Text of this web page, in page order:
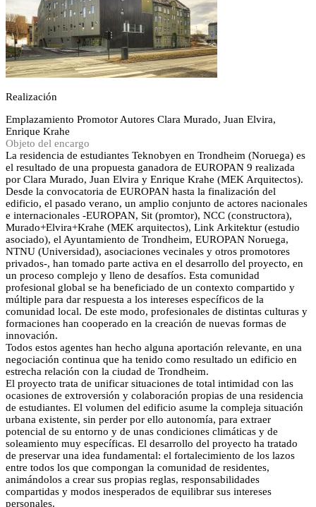
Realización
Emplazamiento Promotor Autores Clara Murado, Juan Elvira,
Enrique Krahe
Objeto del encargo
La residencia de estudiantes Teknobyen en Trondheim (Noruega) es
el resultado de una propuesta ganadora de EUROPAN 9 realizada
por Clara Murado, Juan Elvira y Enrique Krahe (MEK Arquitectos).
Desde la convocatoria de EUROPAN hasta la finalización del
edificio, el pasado verano, un amplio conjunto de actores nacionales
e internacionales -EUROPAN, Sit (promtor), NCC (constructora),
Murado+Elvira+Krahe (MEK arquitectos), Link Arkitektur (estudio
asociado), el Ayuntamiento de Trondheim, EUROPAN Noruega,
NTNU (Universidad), asociaciones vecinales y otros promotores
privados-, han tomado parte activa en el desarrollo del proyecto, en
un proceso complejo y lleno de desafíos. Esta comunidad
profesional global se ha beneficiado de un contexto compartido y
múltiple para dar respuesta a los intereses específicos de la
comunidad local. De este modo, profesionales de distintas culturas y
formaciones han cooperado en la creación de nuevas formas de
innovación.
Todos estos agentes han hecho alguna aportación relevante, en una
negociación continua que ha tenido como resultado un edificio en
estrecha relación con la ciudad de Trondheim.
El proyecto trata de unificar situaciones de total intimidad con las
ocasiones de extroversión y colaboración propias de una residencia
de estudiantes. El volumen del edificio asume la compleja situación
urbana existente, sin perder por ello autonomía, para extraer
potencial de su entorno y de unas condiciones climáticas y de
soleamiento muy específicas. El desarrollo del proyecto ha tratado
de preservar una idea fundamental: el fortalecimiento de los lazos
entre todos los que compongan la comunidad de residentes,
animándolos a crear sus propias reglas, responsabilidades
compartidas y modos inesperados de equilibrar sus intereses
personales.